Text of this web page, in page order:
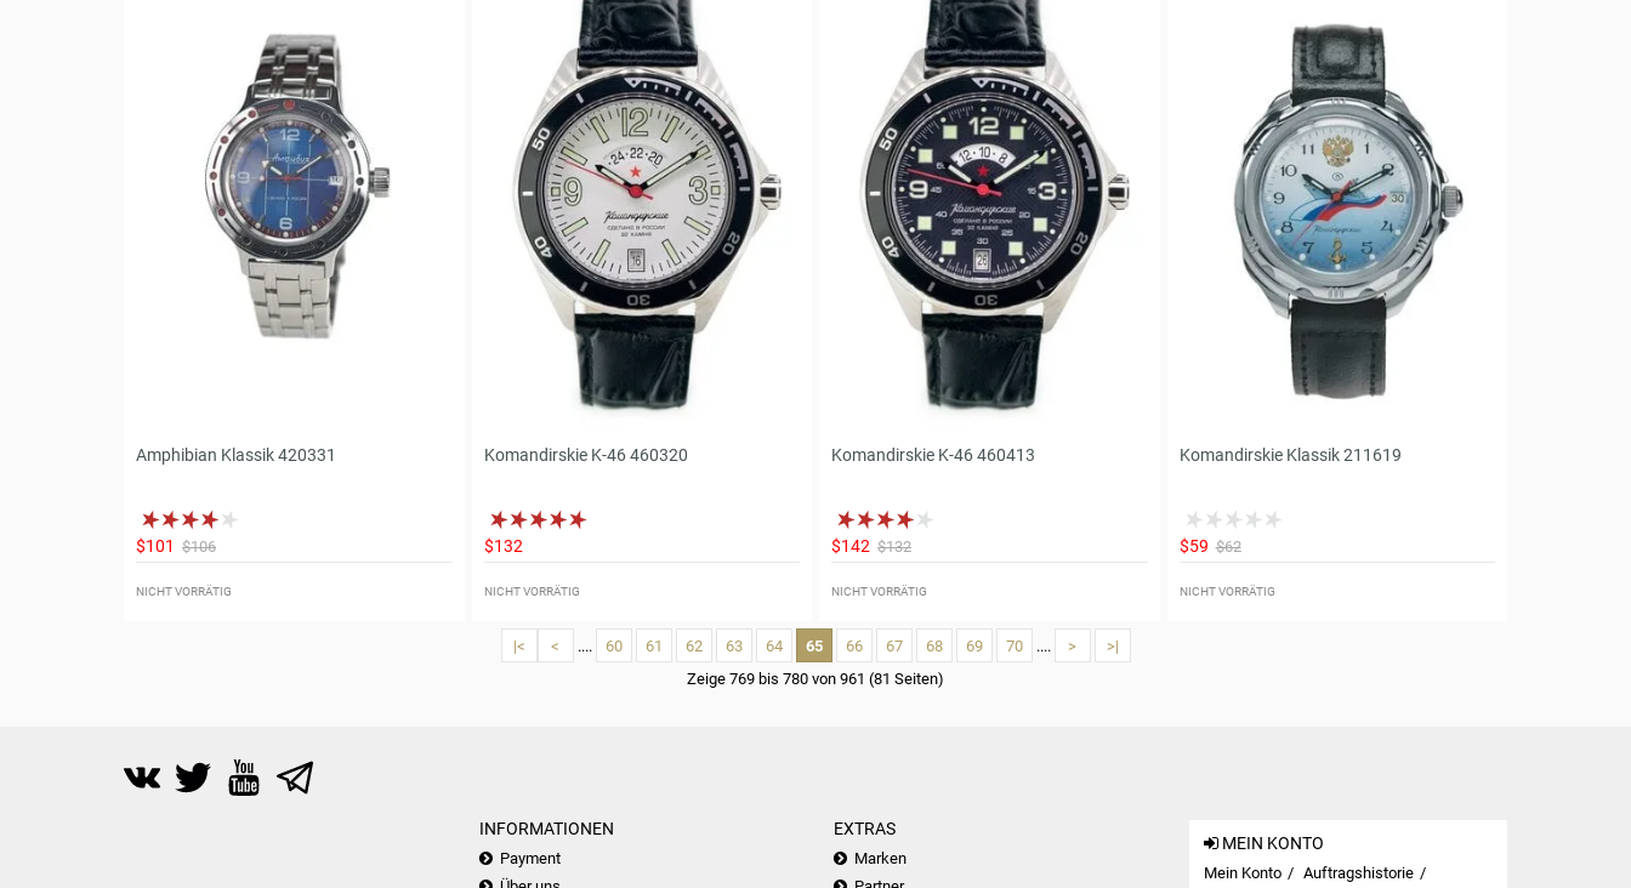
Amphibian Klassik 420331
$101 $106
NICHT VORRÄTIG
Komandirskie K-46 460320
$132
NICHT VORRÄTIG
Komandirskie K-46 460413
$142 $132
NICHT VORRÄTIG
Komandirskie Klassik 211619
$59 $62
NICHT VORRÄTIG
|< < .... 60 61 62 63 64 65 66 67 68 69 70 .... >
>|
Zeige 769 bis 780 von 961 (81 Seiten)
INFORMATIONEN
Payment
EXTRAS
Marken
MEIN KONTO
Mein Konto Auftragshistorie